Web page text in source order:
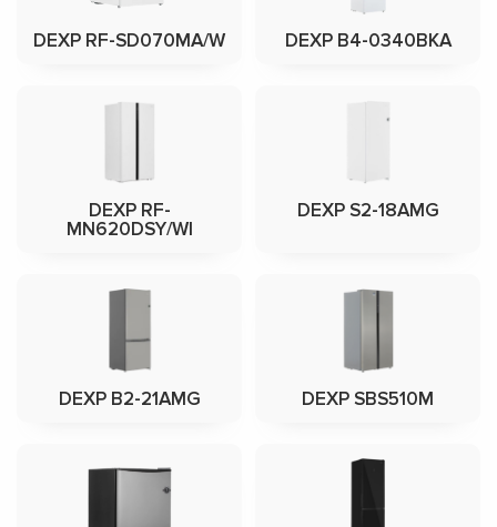
DEXP RF-SD070MA/W DEXP B4-0340BKA
DEXP RF-
MN620DSY/WI
DEXP S2-18AMG
DEXP B2-21AMG DEXP SBS510M